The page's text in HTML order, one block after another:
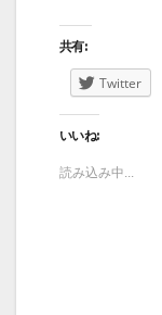
共有:
Twitter
いいね:
読み込み中...